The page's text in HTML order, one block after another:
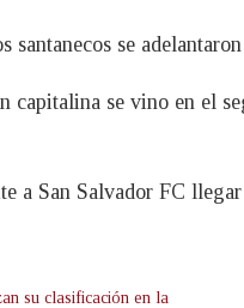
santanecos se
capitalina se vino en el
a San Salvador FC
su clasificación en la